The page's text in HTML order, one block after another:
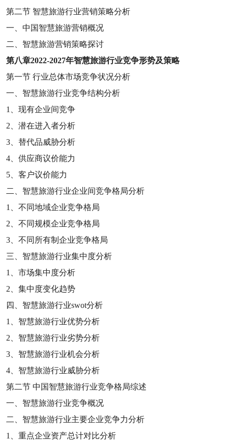
第二节 智慧旅游行业营销策略分析
一、中国智慧旅游营销概况
二、智慧旅游营销策略探讨
第八章2022-2027年智慧旅游行业竞争形势及策略
第一节 行业总体市场竞争状况分析
一、智慧旅游行业竞争结构分析
1
、现有企业间竞争
2 、潜在进入者分析
3 、替代品威胁分析
4 、供应商议价能力
5 、客户议价能力
二、智慧旅游行业企业间竞争格局分析
1
、不同地域企业竞争格局
2 、不同规模企业竞争格局
3 、不同所有制企业竞争格局
三、智慧旅游行业集中度分析
1
、市场集中度分析
2 、集中度变化趋势
四、智慧旅游行业swot分析
1
、智慧旅游行业优势分析
2 、智慧旅游行业劣势分析
3 、智慧旅游行业机会分析
4 、智慧旅游行业威胁分析
第二节 中国智慧旅游行业竞争格局综述
一、智慧旅游行业竞争概况
二、智慧旅游行业主要企业竞争力分析
1
、重点企业资产总计对比分析